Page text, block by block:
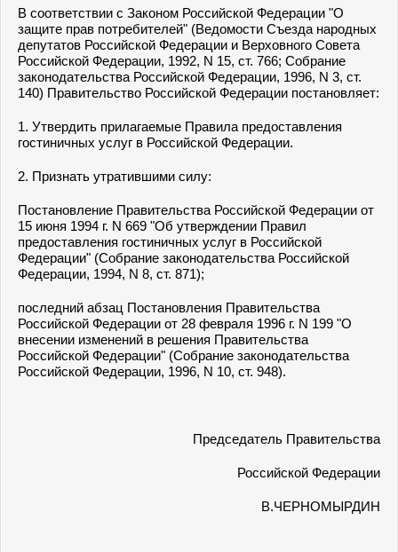
В соответствии с Законом Российской Федерации "О
защите прав потребителей" (Ведомости Съезда народных
депутатов Российской Федерации и Верховного Совета
Российской Федерации, 1992, N 15, ст. 766; Собрание
законодательства Российской Федерации, 1996, N 3, ст.
140) Правительство Российской Федерации постановляет:
1. Утвердить прилагаемые Правила предоставления
гостиничных услуг в Российской Федерации.
2. Признать утратившими силу:
Постановление Правительства Российской Федерации от
15 июня 1994 г. N 669 "Об утверждении Правил
предоставления гостиничных услуг в Российской
Федерации" (Собрание законодательства Российской
Федерации, 1994, N 8, ст. 871);
последний абзац Постановления Правительства
Российской Федерации от 28 февраля 1996 г. N 199 "О
внесении изменений в решения Правительства
Российской Федерации" (Собрание законодательства
Российской Федерации, 1996, N 10, ст. 948).
Председатель Правительства
Российской Федерации
В.ЧЕРНОМЫРДИН